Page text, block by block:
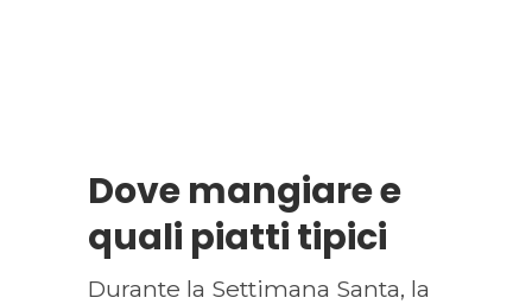
Dove mangiare e
quali piatti tipici
Durante la Settimana Santa, la